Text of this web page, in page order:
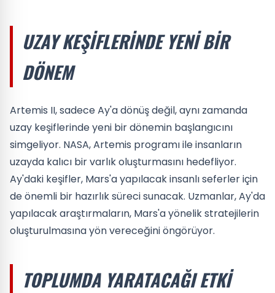
UZAY KEŞIFLERINDE YENI BIR
DÖNEM
Artemis II, sadece Ay'a dönüş değil, aynı zamanda
uzay keşiflerinde yeni bir dönemin başlangıcını
simgeliyor. NASA, Artemis programı ile insanların
uzayda kalıcı bir varlık oluşturmasını hedefliyor.
Ay'daki keşifler, Mars'a yapılacak insanlı seferler için
de önemli bir hazırlık süreci sunacak. Uzmanlar, Ay'da
yapılacak araştırmaların, Mars'a yönelik stratejilerin
oluşturulmasına yön vereceğini öngörüyor.
TOPLUMDA YARATACAĞI ETKI